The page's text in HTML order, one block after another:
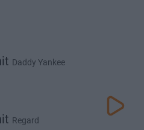
Daddy Yankee
Regard